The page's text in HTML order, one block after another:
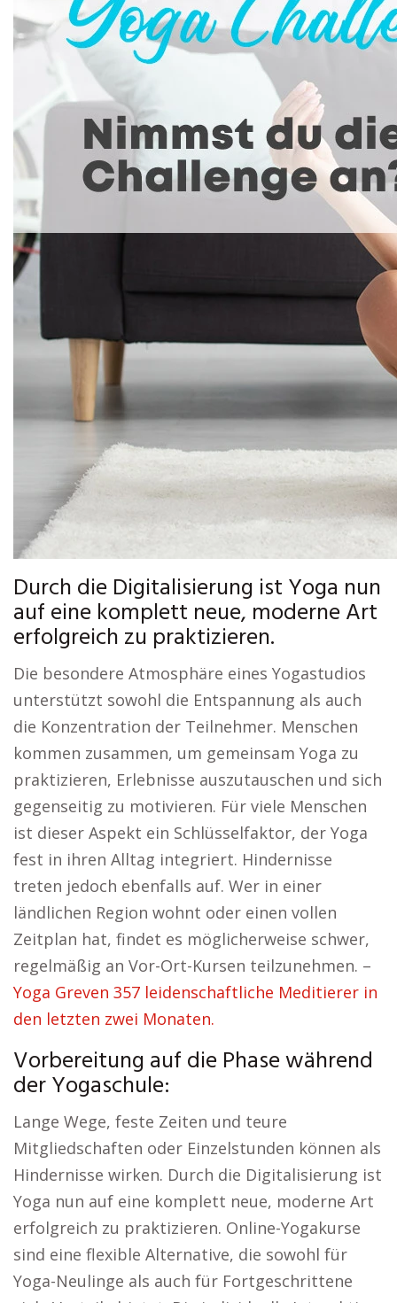
Durch die Digitalisierung ist Yoga nun
auf eine komplett neue, moderne Art
erfolgreich zu praktizieren.
Die besondere Atmosphäre eines Yogastudios
unterstützt sowohl die Entspannung als auch
die Konzentration der Teilnehmer. Menschen
kommen zusammen, um gemeinsam Yoga zu
praktizieren, Erlebnisse auszutauschen und sich
gegenseitig zu motivieren. Für viele Menschen
ist dieser Aspekt ein Schlüsselfaktor, der Yoga
fest in ihren Alltag integriert. Hindernisse
treten jedoch ebenfalls auf. Wer in einer
ländlichen Region wohnt oder einen vollen
Zeitplan hat, findet es möglicherweise schwer,
regelmäßig an Vor-Ort-Kursen teilzunehmen. –
Yoga Greven 357 leidenschaftliche Meditierer in
den letzten zwei Monaten.
Vorbereitung auf die Phase während
der Yogaschule:
Lange Wege, feste Zeiten und teure
Mitgliedschaften oder Einzelstunden können als
Hindernisse wirken. Durch die Digitalisierung ist
Yoga nun auf eine komplett neue, moderne Art
erfolgreich zu praktizieren. Online-Yogakurse
sind eine flexible Alternative, die sowohl für
Yoga-Neulinge als auch für Fortgeschrittene